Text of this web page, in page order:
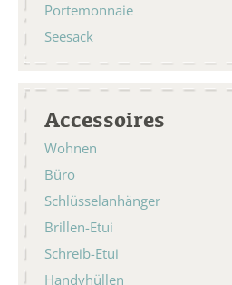
Portemonnaie
Seesack
Accessoires
Wohnen
Büro
Schlüsselanhänger
Brillen-Etui
Schreib-Etui
Handyhüllen